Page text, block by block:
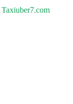
Taxiuber7.com